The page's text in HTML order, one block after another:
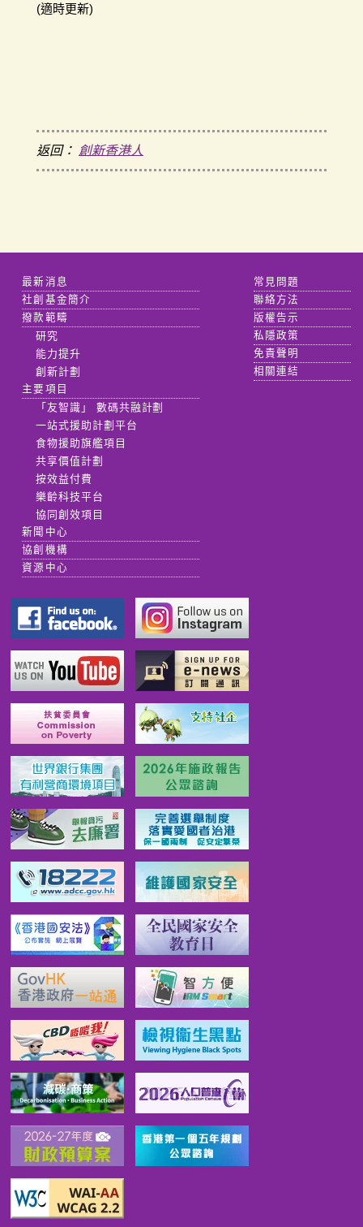
(適時更新)
返回： 創新香港人
最新消息
社創基金簡介
撥款範疇
研究
能力提升
創新計劃
主要項目
「友智識」 數碼共融計劃
一站式援助計劃平台
食物援助旗艦項目
共享價值計劃
按效益付費
樂齡科技平台
協同創效項目
新聞中心
協創機構
資源中心
常見問題
聯絡方法
版權告示
私隱政策
免責聲明
相關連結